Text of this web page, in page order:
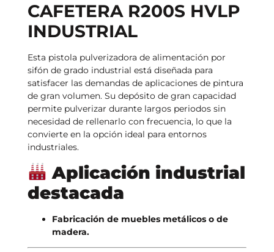
CAFETERA R200S HVLP
INDUSTRIAL
Esta pistola pulverizadora de alimentación por
sifón de grado industrial está diseñada para
satisfacer las demandas de aplicaciones de pintura
de gran volumen. Su depósito de gran capacidad
permite pulverizar durante largos periodos sin
necesidad de rellenarlo con frecuencia, lo que la
convierte en la opción ideal para entornos
industriales.
Aplicación industrial
destacada
Fabricación de muebles metálicos o de
madera.